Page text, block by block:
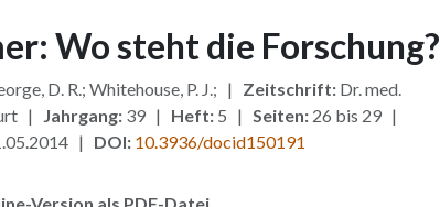
Wo steht die Forschung?
D. R.; Whitehouse, P. J.; | Zeitschrift:Dr. med.
| Jahrgang:39 | Heft:5 | Seiten:26 bis 29 |
| DOI: 10.3936/docid150191